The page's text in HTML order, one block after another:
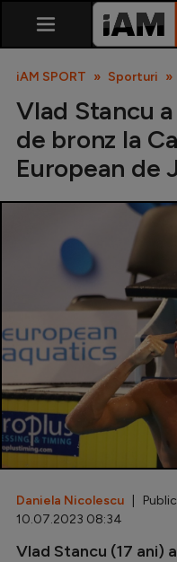
SuperLiga
Liga 2
Cupa
Echipa
U21
Fotbal
Special
Diverse
Inedit
iAM SPORT Sporturi
Vlad Stancu
de bronz la
European de
Daniela Nicolescu |
10.07.2023 08:34
Vlad Stancu (17 ani)